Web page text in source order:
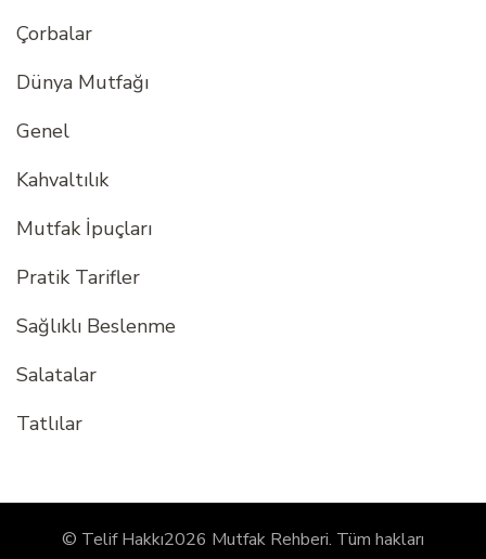
Çorbalar
Dünya Mutfağı
Genel
Kahvaltılık
Mutfak İpuçları
Pratik Tarifler
Sağlıklı Beslenme
Salatalar
Tatlılar
© Telif Hakkı2026 Mutfak Rehberi. Tüm hakları